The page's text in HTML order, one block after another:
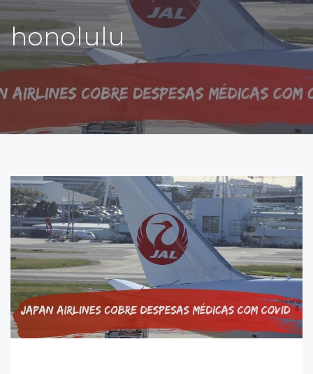
honolulu